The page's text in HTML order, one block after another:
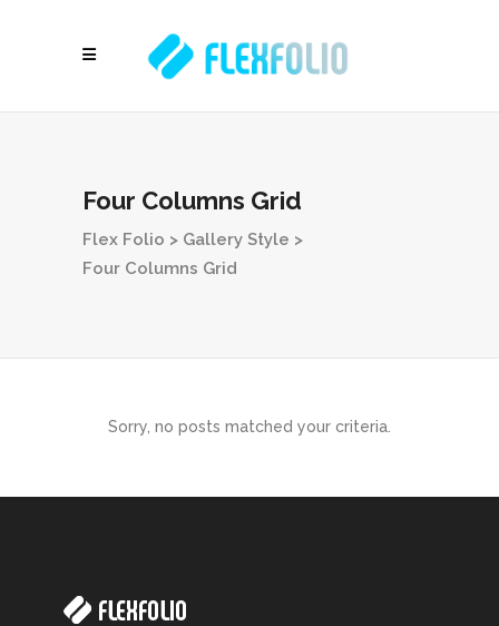
Four Columns Grid
Flex Folio > Gallery Style >
Four Columns Grid
Sorry, no posts matched your criteria.